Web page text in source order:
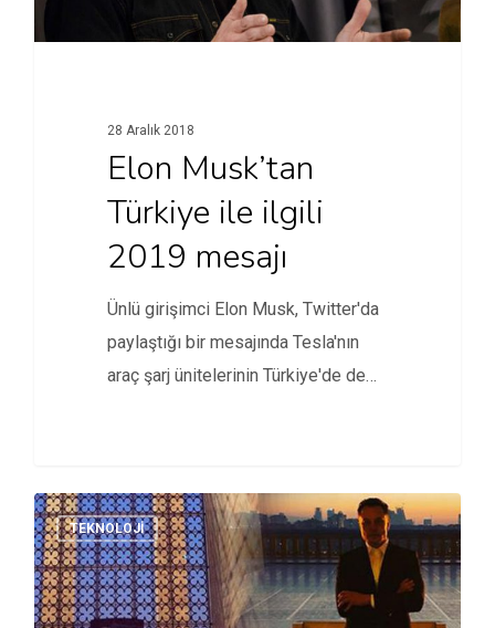
28 Aralık 2018
Elon Musk’tan
Türkiye ile ilgili
2019 mesajı
Ünlü girişimci Elon Musk, Twitter'da
paylaştığı bir mesajında Tesla'nın
araç şarj ünitelerinin Türkiye'de de
TEKNOLOJI